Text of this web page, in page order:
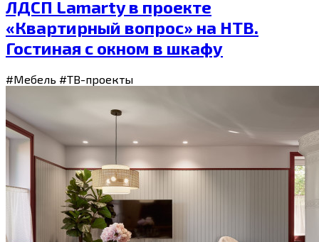
ЛДСП Lamarty в проекте
«Квартирный вопрос» на НТВ.
Гостиная с окном в шкафу
#Мебель #ТВ-проекты